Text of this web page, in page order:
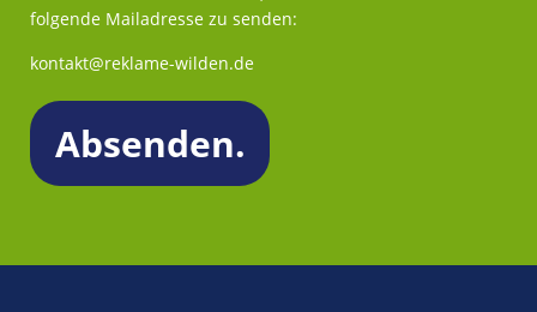
folgende Mailadresse zu senden:
kontakt@reklame-wilden.de